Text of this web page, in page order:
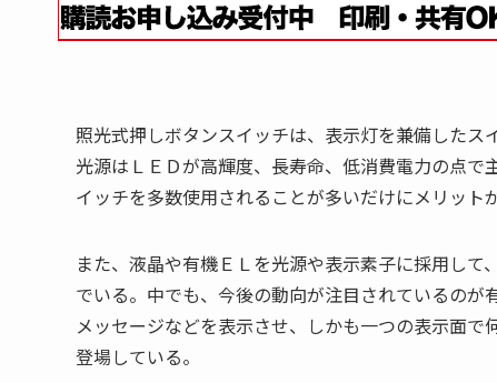
照光式押しボタンスイッチは、表示灯を兼備したス
光源はＬＥＤが高輝度、長寿命、低消費電力の点
イッチを多数使用されることが多いだけにメリット
また、液晶や有機ＥＬを光源や表示素子に採用し
でいる。中でも、今後の動向が注目されているの
メッセージなどを表示させ、しかも一つの表示面
登場している。